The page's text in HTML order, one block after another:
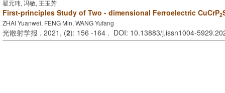
翟元玮, 冯敏, 王玉芳
First-principles Study of Two - dimensional Ferroelectric CuCrP2
ZHAI Yuanwei, FENG Min, WANG Yufang
光散射学报 . 2021, (2): 156 -164 . DOI: 10.13883/j.issn1004-